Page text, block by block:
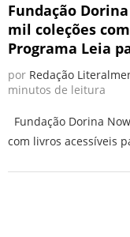
Fundação
mil coleções
Programa Leia
por Redação
minutos de leitura
Fundação Dorina
com livros acessíveis